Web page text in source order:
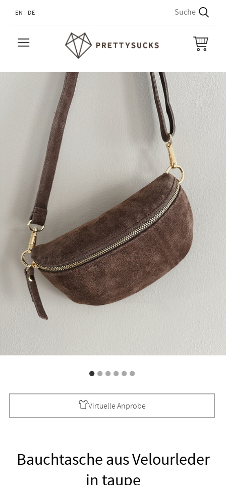
EN DE
Virtuelle Anprobe
Bauchtasche aus Velourleder
in taupe